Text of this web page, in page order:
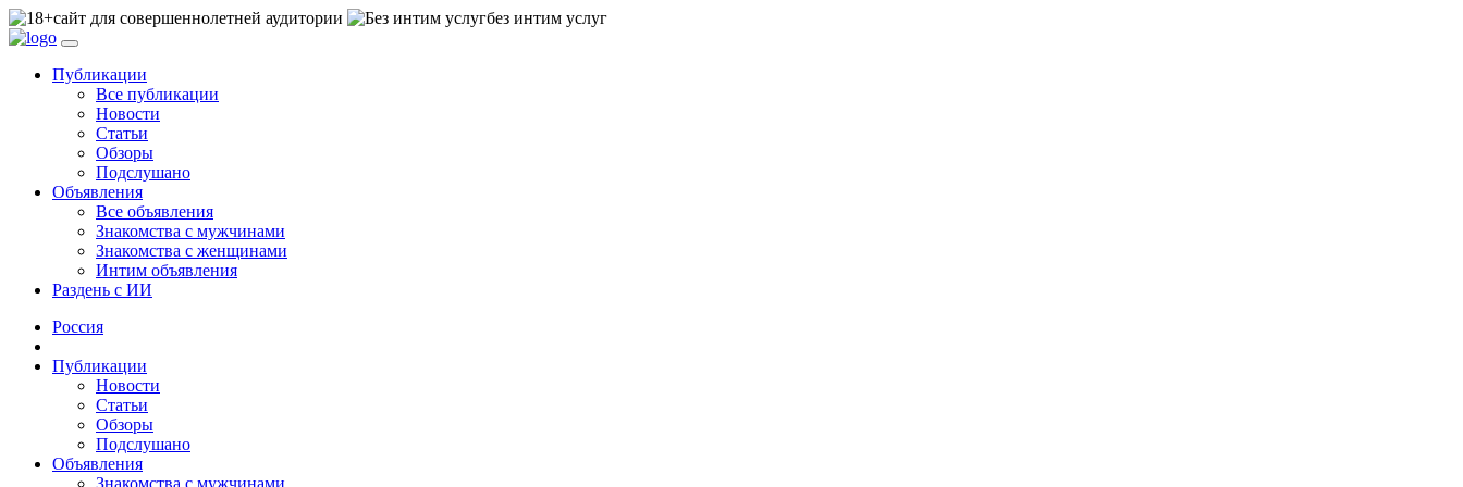
сайт для совершеннолетней аудитории без интим услуг
Публикации
Все публикации
Новости
Статьи
Обзоры
Подслушано
Объявления
Все объявления
Знакомства с мужчинами
Знакомства с женщинами
Интим объявления
Раздень с ИИ
Россия
Публикации
Новости
Статьи
Обзоры
Подслушано
Объявления
Знакомства с мужчинами